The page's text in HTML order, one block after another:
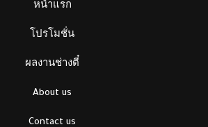
หน้าแรก
โปรโมชั่น
ผลงานช่างตี๋
About us
Contact us